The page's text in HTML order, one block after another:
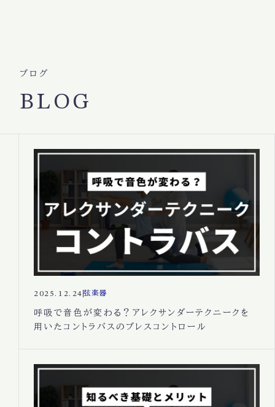
ブログ
BLOG
2025.12.24 弦楽器
呼吸で音色が変わる？アレクサンダーテクニークを
用いたコントラバスのブレスコントロール